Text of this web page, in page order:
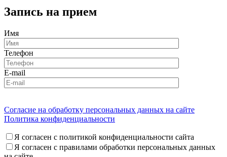
Запись на прием
Имя
Телефон
E-mail
Согласие на обработку персональных данных на сайте
Политика конфиденциальности
Я согласен с политикой конфиденциальности сайта
Я согласен с правилами обработки персональных данных